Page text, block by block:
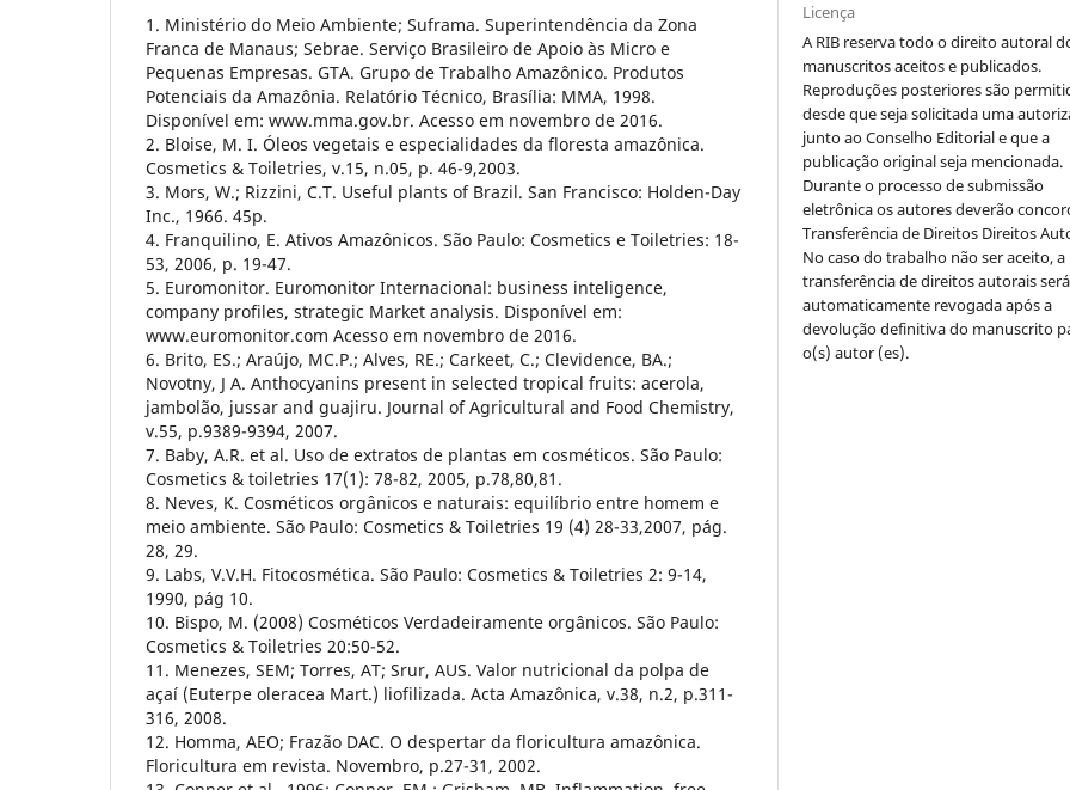
1. Ministério do Meio Ambiente; Suframa. Superintendência da Zona
Franca de Manaus; Sebrae. Serviço Brasileiro de Apoio às Micro e
Pequenas Empresas. GTA. Grupo de Trabalho Amazônico. Produtos
Potenciais da Amazônia. Relatório Técnico, Brasília: MMA, 1998.
Disponível em: www.mma.gov.br. Acesso em novembro de 2016.
2. Bloise, M. I. Óleos vegetais e especialidades da floresta amazônica.
Cosmetics & Toiletries, v.15, n.05, p. 46-9,2003.
3. Mors, W.; Rizzini, C.T. Useful plants of Brazil. San Francisco: Holden-Day
Inc., 1966. 45p.
4. Franquilino, E. Ativos Amazônicos. São Paulo: Cosmetics e Toiletries: 18-
53, 2006, p. 19-47.
5. Euromonitor. Euromonitor Internacional: business inteligence,
company profiles, strategic Market analysis. Disponível em:
www.euromonitor.com Acesso em novembro de 2016.
6. Brito, ES.; Araújo, MC.P.; Alves, RE.; Carkeet, C.; Clevidence, BA.;
Novotny, J A. Anthocyanins present in selected tropical fruits: acerola,
jambolão, jussar and guajiru. Journal of Agricultural and Food Chemistry,
v.55, p.9389-9394, 2007.
7. Baby, A.R. et al. Uso de extratos de plantas em cosméticos. São Paulo:
Cosmetics & toiletries 17(1): 78-82, 2005, p.78,80,81.
8. Neves, K. Cosméticos orgânicos e naturais: equilíbrio entre homem e
meio ambiente. São Paulo: Cosmetics & Toiletries 19 (4) 28-33,2007, pág.
28, 29.
9. Labs, V.V.H. Fitocosmética. São Paulo: Cosmetics & Toiletries 2: 9-14,
1990, pág 10.
10. Bispo, M. (2008) Cosméticos Verdadeiramente orgânicos. São Paulo:
Cosmetics & Toiletries 20:50-52.
11. Menezes, SEM; Torres, AT; Srur, AUS. Valor nutricional da polpa de
açaí (Euterpe oleracea Mart.) liofilizada. Acta Amazônica, v.38, n.2, p.311-
316, 2008.
12. Homma, AEO; Frazão DAC. O despertar da floricultura amazônica.
Floricultura em revista. Novembro, p.27-31, 2002.
Licença
A RIB reserva todo o direito autoral
manuscritos aceitos e publicados.
Reproduções posteriores são
desde que seja solicitada uma
junto ao Conselho Editorial e que a
publicação original seja mencionada.
Durante o processo de submissão
eletrônica os autores deverão
Transferência de Direitos Direitos
No caso do trabalho não ser aceito, a
transferência de direitos autorais será
automaticamente revogada após a
devolução definitiva do manuscrito
o(s) autor (es).